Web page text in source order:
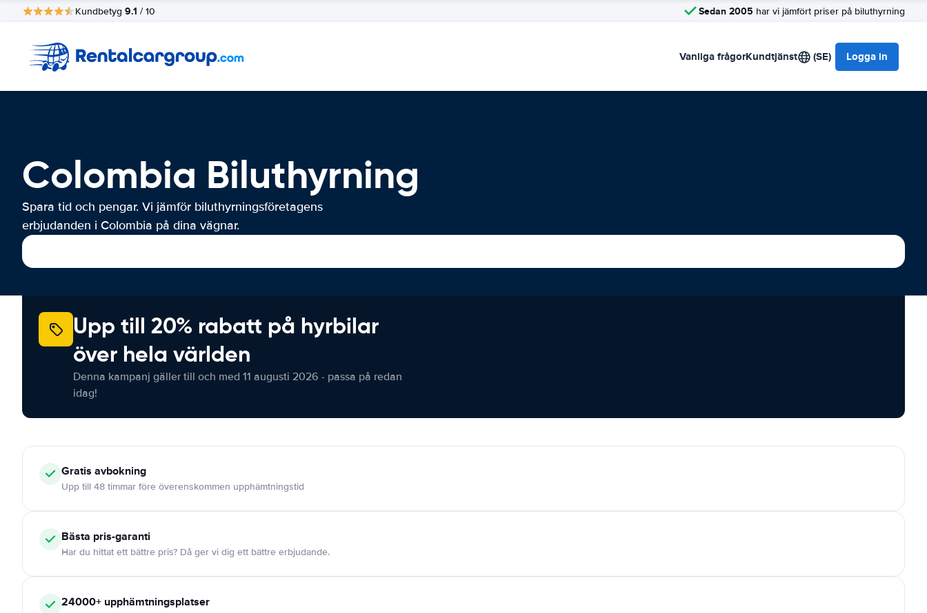
Kundbetyg 9.1 / 10 Sedan 2005 har vi jämfört priser på biluthyrning
Vanliga frågorKundtjänst (SE) Logga in
Colombia Biluthyrning
Spara tid och pengar. Vi jämför biluthyrningsföretagens
erbjudanden i Colombia på dina vägnar.
Upp till 20% rabatt på hyrbilar
över hela världen
Denna kampanj gäller till och med 11 augusti 2026 - passa på redan
idag!
Gratis avbokning
Upp till 48 timmar före överenskommen upphämtningstid
Bästa pris-garanti
Har du hittat ett bättre pris? Då ger vi dig ett bättre erbjudande.
24000+ upphämtningsplatser